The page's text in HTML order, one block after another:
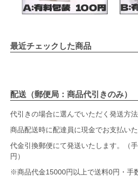
最近チェックした商品
配送（郵便局：商品代引きのみ）
代引きの場合に選んでいただく発送方法
商品配送時に配達員に現金でお支払いた
代金引換郵便にて発送いたします。（
円）
※商品代金15000円以上で送料0円・手